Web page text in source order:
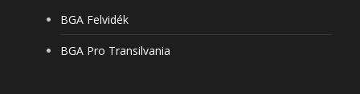
BGA Felvidék
BGA Pro Transilvania